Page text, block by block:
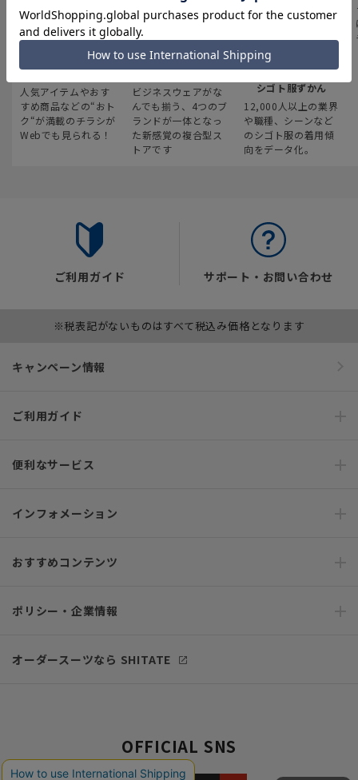
最新のお買い得情報
人気アイテムやおす
すめ商品などの“おト
ク“が満載のチラシが
Webでも見られる！
スーツスクエア
ビジネスウェアがな
んでも揃う、4つのブ
ランドが一体となっ
た新感覚の複合型ス
トアです
みんなの
シゴト服ずかん
12,000人以上の業界
や職種、シーンなど
のシゴト服の着用傾
向をデータ化。
ご利用ガイド サポート・お問い合わせ
※税表記がないものはすべて税込み価格となります
キャンペーン情報
ご利用ガイド
便利なサービス
インフォメーション
おすすめコンテンツ
ポリシー・企業情報
オーダースーツなら SHITATE
OFFICIAL SNS